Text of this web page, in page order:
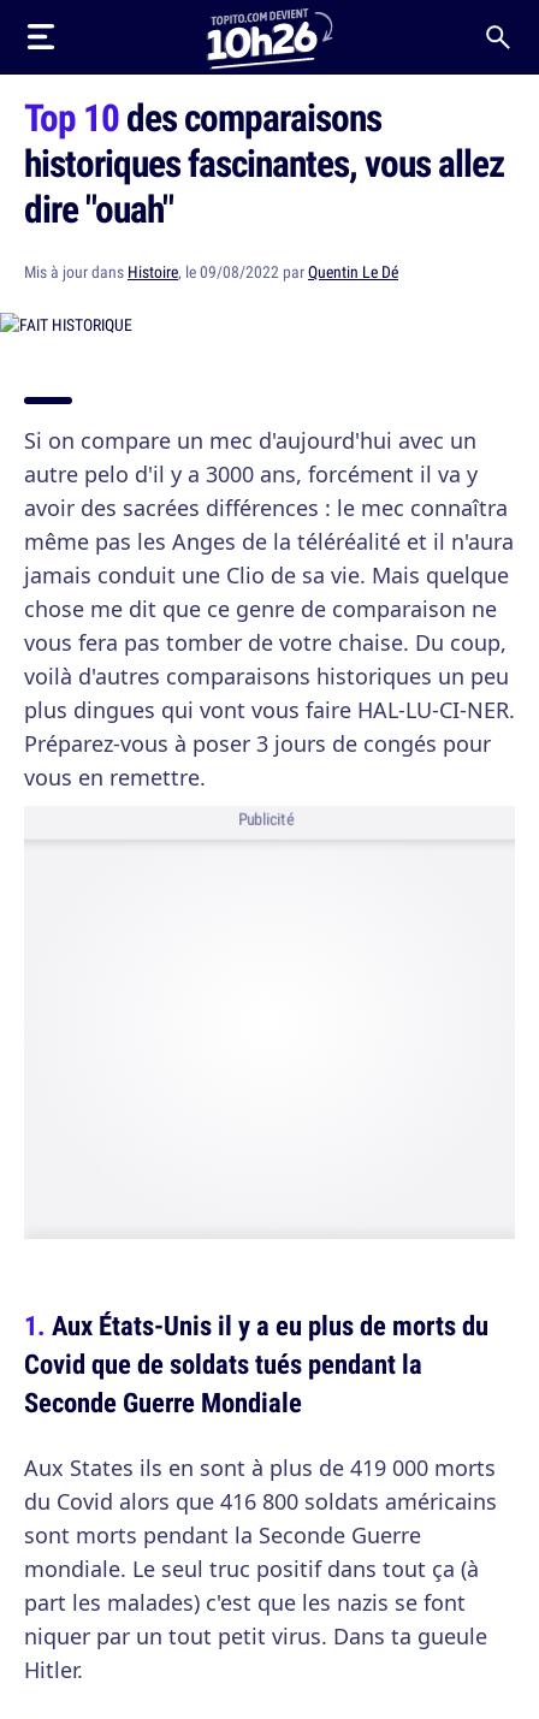
Top 10des comparaisons
historiques fascinantes, vous allez
dire "ouah"
Mis à jour dans Histoire, le 09/08/2022 parQuentin Le Dé
Si on compare un mec d'aujourd'hui avec un
autre pelo d'il y a 3000 ans, forcément il va y
avoir des sacrées différences : le mec connaîtra
même pas les Anges de la téléréalité et il n'aura
jamais conduit une Clio de sa vie. Mais quelque
chose me dit que ce genre de comparaison ne
vous fera pas tomber de votre chaise. Du coup,
voilà d'autres comparaisons historiques un peu
plus dingues qui vont vous faire HAL-LU-CI-NER.
Préparez-vous à poser 3 jours de congés pour
vous en remettre.
Publicité
Aux États-Unis il y a eu plus de morts du
Covid que de soldats tués pendant la
Seconde Guerre Mondiale
Aux States ils en sont à plus de 419 000 morts
du Covid alors que 416 800 soldats américains
sont morts pendant la Seconde Guerre
mondiale. Le seul truc positif dans tout ça (à
part les malades) c'est que les nazis se font
niquer par un tout petit virus. Dans ta gueule
Hitler.